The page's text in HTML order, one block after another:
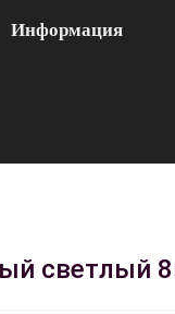
Информация
светлый